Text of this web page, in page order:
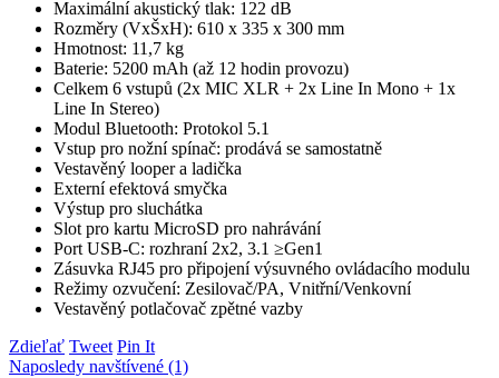
Maximální akustický tlak: 122 dB
Rozměry (VxŠxH): 610 x 335 x 300 mm
Hmotnost: 11,7 kg
Baterie: 5200 mAh (až 12 hodin provozu)
Celkem 6 vstupů (2x MIC XLR + 2x Line In Mono + 1x
Line In Stereo)
Modul Bluetooth: Protokol 5.1
Vstup pro nožní spínač: prodává se samostatně
Vestavěný looper a ladička
Externí efektová smyčka
Výstup pro sluchátka
Slot pro kartu MicroSD pro nahrávání
Port USB-C: rozhraní 2x2, 3.1 ≥Gen1
Zásuvka RJ45 pro připojení výsuvného ovládacího modulu
Režimy ozvučení: Zesilovač/PA, Vnitřní/Venkovní
Vestavěný potlačovač zpětné vazby
Zdieľať Tweet Pin It
Naposledy navštívené (1)